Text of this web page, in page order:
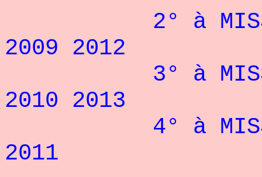
2° à MISS
2009 2012
3° à MISS
2010 2013
4° à MISS
2011